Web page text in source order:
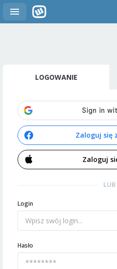
LOGOWANIE
Zaloguj się
Zaloguj
LUB
Login
Hasło